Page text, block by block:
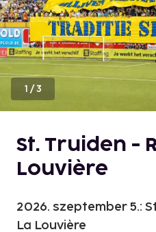
1 /3
St. Truiden -
Louvière
2026. szeptember 5.:
La Louvière